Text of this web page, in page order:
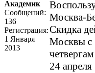
Академик
Сообщений:
136
Регистрация:
1 Января
2013
Москва-
Скидка
Москвы с
24